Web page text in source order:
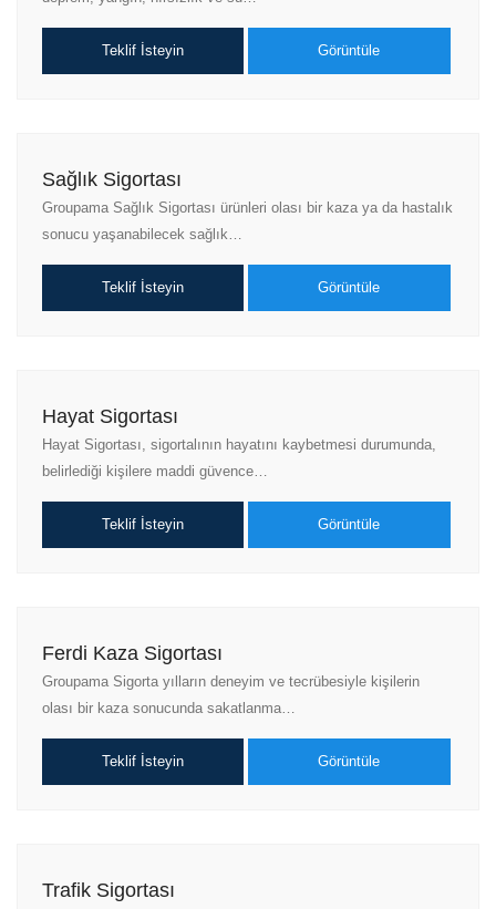
Teklif İsteyin Görüntüle
Sağlık Sigortası
Groupama Sağlık Sigortası ürünleri olası bir kaza ya da hastalık
sonucu yaşanabilecek sağlık…
Teklif İsteyin Görüntüle
Hayat Sigortası
Hayat Sigortası, sigortalının hayatını kaybetmesi durumunda,
belirlediği kişilere maddi güvence…
Teklif İsteyin Görüntüle
Ferdi Kaza Sigortası
Groupama Sigorta yılların deneyim ve tecrübesiyle kişilerin
olası bir kaza sonucunda sakatlanma…
Teklif İsteyin Görüntüle
Trafik Sigortası